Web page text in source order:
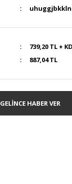
uhuggjbkkln
739,20 TL +
887,04 TL
GELİNCE HABER VER